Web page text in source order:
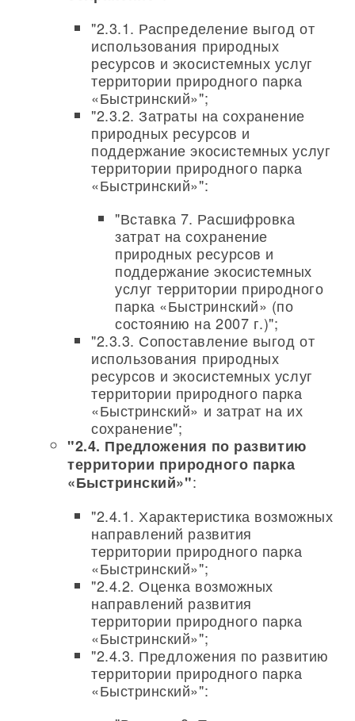
"2.3.1. Распределение выгод от
использования природных
ресурсов и экосистемных услуг
территории природного парка
«Быстринский»";
"2.3.2. Затраты на сохранение
природных ресурсов и
поддержание экосистемных услуг
территории природного парка
«Быстринский»":
"Вставка 7. Расшифровка
затрат на сохранение
природных ресурсов и
поддержание экосистемных
услуг территории природного
парка «Быстринский» (по
состоянию на 2007 г.)";
"2.3.3. Сопоставление выгод от
использования природных
ресурсов и экосистемных услуг
территории природного парка
«Быстринский» и затрат на их
сохранение";
"2.4. Предложения по развитию
территории природного парка
«Быстринский»":
"2.4.1. Характеристика возможных
направлений развития
территории природного парка
«Быстринский»";
"2.4.2. Оценка возможных
направлений развития
территории природного парка
«Быстринский»";
"2.4.3. Предложения по развитию
территории природного парка
«Быстринский»":